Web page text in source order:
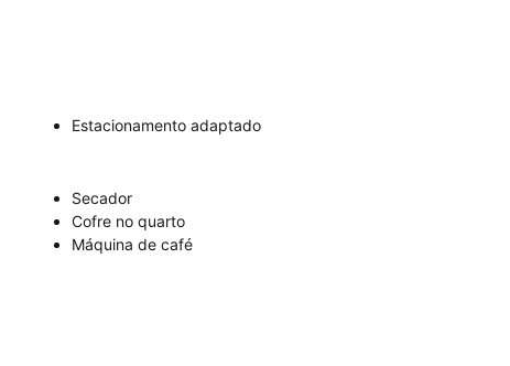
Estacionamento adaptado
Secador
Cofre no quarto
Máquina de café